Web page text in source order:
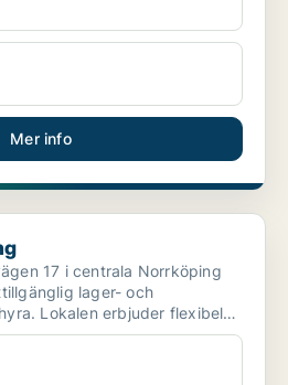
Mer info
17 i centrala Norrköping
lager- och
Lokalen erbjuder flexibel